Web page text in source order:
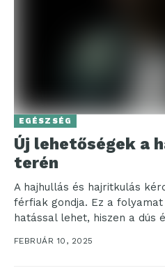
EGÉSZSÉG
Új lehetőségek a
terén
A hajhullás és hajritkulás
férfiak gondja. Ez a
hatással lehet, hiszen a dús
FEBRUÁR 10, 2025